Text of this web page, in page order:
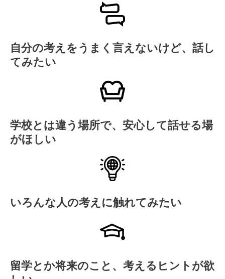
自分の考えをうまく言えないけど、話し
てみたい
学校とは違う場所で、安心して話せる場
がほしい
いろんな人の考えに触れてみたい
留学とか将来のこと、考えるヒントが欲